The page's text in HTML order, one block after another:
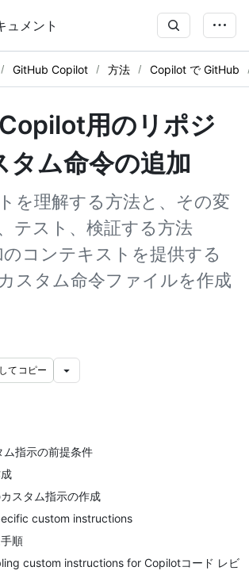
ュメント
GitHub Copilot 方法 Copilot で GitHub
用のリポジ
タム命令の追加
を理解する方法と、その変
テスト、検証する方法
コンテキストを提供する
スタム命令ファイルを作成
てコピー
ム指示の前提条件
スタム指示の作成
custom instructions
順
custom instructions for Copilotコード レビ